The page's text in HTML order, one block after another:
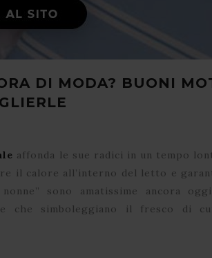
DI MODA? BUONI
affonda le sue radici in un tempo
il calore all’interno del letto e
sono amatissime ancora
che simboleggiano il fresco di